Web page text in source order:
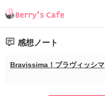
感想ノート
Bravissima！ブラヴィッシマ